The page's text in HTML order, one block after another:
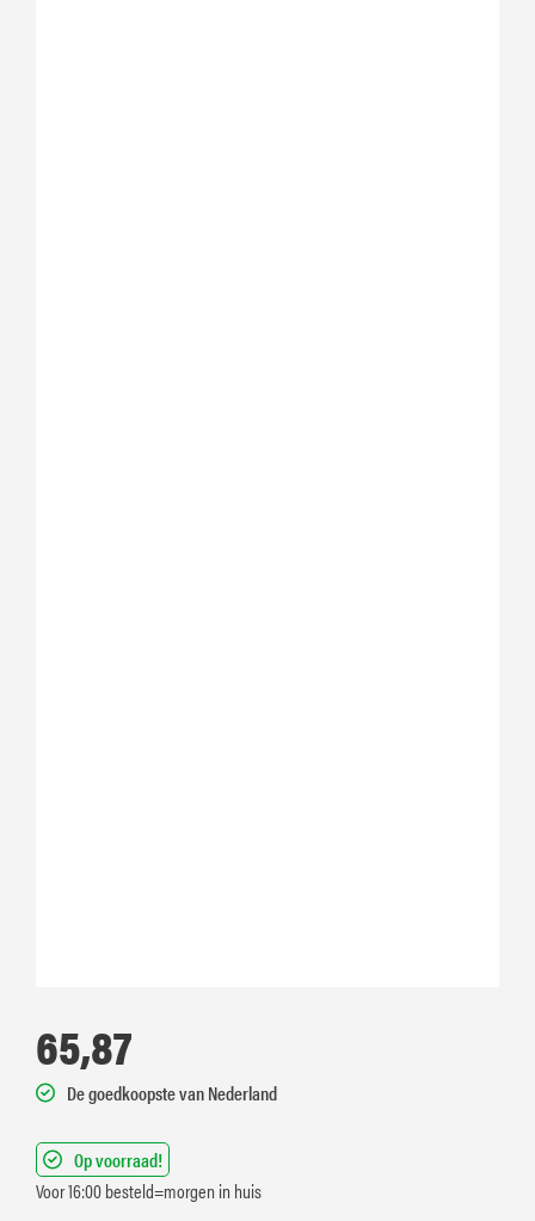
65,87
De goedkoopste van Nederland
Op voorraad!
Voor 16:00 besteld=morgen in huis